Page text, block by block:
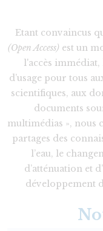
Etant convaincus
(Open Access) est un
l'accès
d’usage pour tous
scientifiques, aux
documents
multimédias », nous
partages des
l’eau, le
d’atténuation et
développement